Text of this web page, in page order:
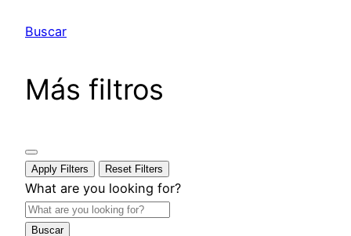
Buscar
Más filtros
Apply Filters Reset Filters
What are you looking for?
Buscar